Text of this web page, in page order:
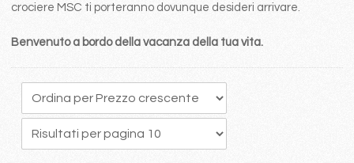
crociere MSC ti porteranno dovunque desideri arrivare.
Benvenuto a bordo della vacanza della tua vita.